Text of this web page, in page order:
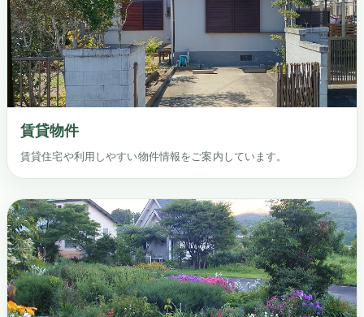
賃貸物件
賃貸住宅や利用しやすい物件情報をご案内しています。